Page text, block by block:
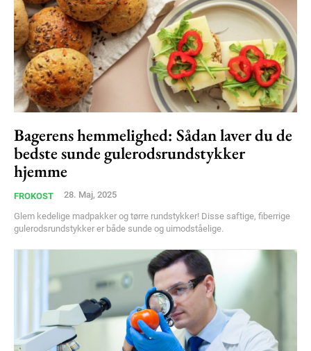
Nullam eu erat condimentum
Donec quis est ac felis
Orci varius natoque dolor
Member full access
100DKK / year
Etiam est nibh, lobortis sit
Praesent euismod ac
Ut mollis pellentesque tortor
Nullam eu erat condimentum
Donec quis est ac felis
Bagerens hemmelighed: Sådan laver du de
bedste sunde gulerodsrundstykker
hjemme
FROKOST 28. Maj, 2025
Glem kedelige madpakker og tørre rundstykker! Disse saftige, fiberrige
gulerodsrundstykker er både sunde og uimodståelige.